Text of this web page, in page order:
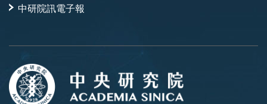
中研院訊電子報